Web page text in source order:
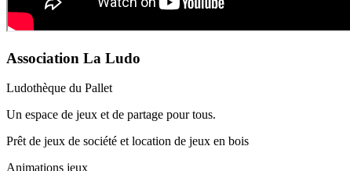
Association La Ludo
Ludothèque du Pallet
Un espace de jeux et de partage pour tous.
Prêt de jeux de société et location de jeux en bois
Animations jeux